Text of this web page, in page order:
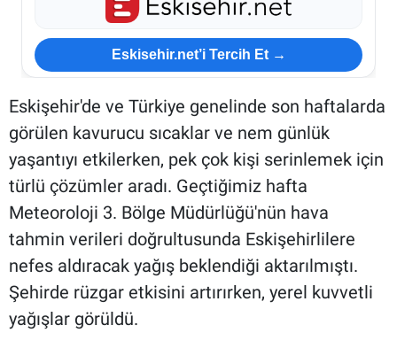
Eskisehir.net’i Tercih Et →
Eskişehir'de ve Türkiye genelinde son haftalarda
görülen kavurucu sıcaklar ve nem günlük
yaşantıyı etkilerken, pek çok kişi serinlemek için
türlü çözümler aradı. Geçtiğimiz hafta
Meteoroloji 3. Bölge Müdürlüğü'nün hava
tahmin verileri doğrultusunda Eskişehirlilere
nefes aldıracak yağış beklendiği aktarılmıştı.
Şehirde rüzgar etkisini artırırken, yerel kuvvetli
yağışlar görüldü.